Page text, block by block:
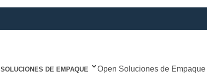
SOLUCIONES DE EMPAQUE Open Soluciones de Empaque